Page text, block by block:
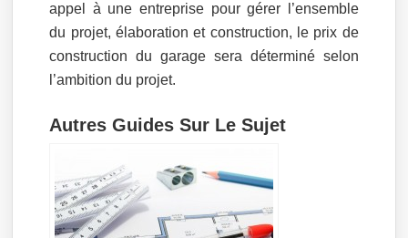
appel à une entreprise pour gérer l’ensemble
du projet, élaboration et construction, le prix de
construction du garage sera déterminé selon
l’ambition du projet.
Autres Guides Sur Le Sujet